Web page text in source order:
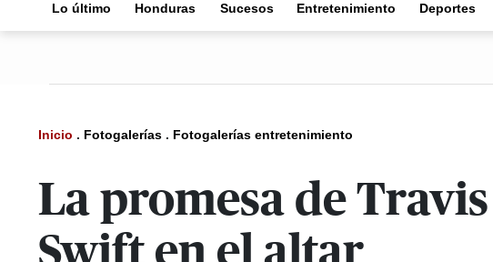
Lo último Honduras Sucesos Entretenimiento Deportes
Inicio . Fotogalerías . Fotogalerías entretenimiento
La promesa de
Swift en el altar